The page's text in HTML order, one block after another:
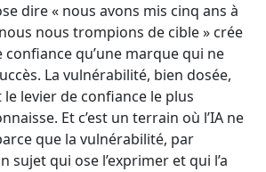
dire « nous avons mis cinq ans à
nous trompions de cible » crée
qu’une marque qui ne
La vulnérabilité, bien dosée,
levier de confiance le plus
Et c’est un terrain où l’IA ne
que la vulnérabilité, par
sujet qui ose l’exprimer et qui l’a